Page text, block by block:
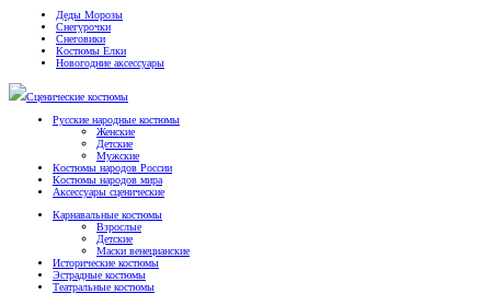
Деды Морозы
Снегурочки
Снеговики
Костюмы Елки
Новогодние аксессуары
Сценические костюмы
Русские народные костюмы
Женские
Детские
Мужские
Костюмы народов России
Костюмы народов мира
Аксессуары сценические
Карнавальные костюмы
Взрослые
Детские
Маски венецианские
Исторические костюмы
Эстрадные костюмы
Театральные костюмы